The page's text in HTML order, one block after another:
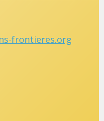
frontieres.org